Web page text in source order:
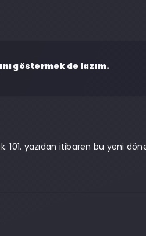
göstermek de lazım.
101. yazıdan itibaren bu yeni